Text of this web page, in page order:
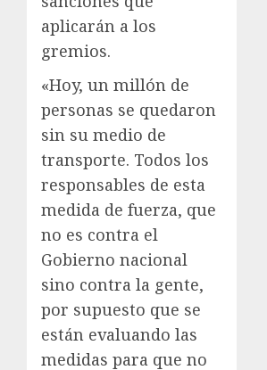
aplicarán a los
gremios.
«Hoy, un millón de
personas se quedaron
sin su medio de
transporte. Todos los
responsables de esta
medida de fuerza, que
no es contra el
Gobierno nacional
sino contra la gente,
por supuesto que se
están evaluando las
medidas para que no